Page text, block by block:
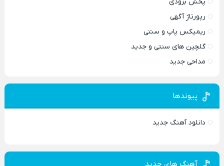
رپورتاژ آگهی
ریمیکس پاپ و سنتی
گلچین های سنتی و جدید
مداحی جدید
پیوندها
دانلود آهنگ جدید
آهنگ های جدید